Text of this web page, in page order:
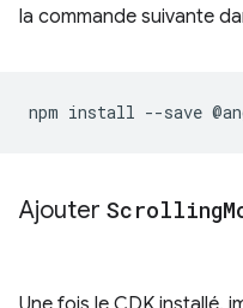
la commande suivante
npm install --save
Ajouter Scrolling